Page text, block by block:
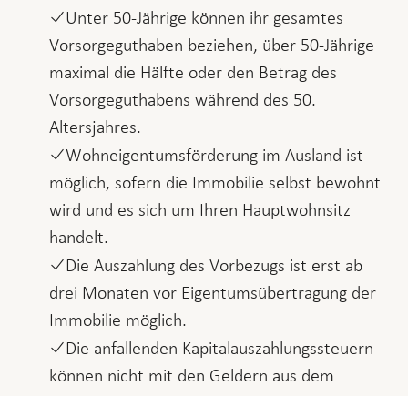
Unter 50-Jährige können ihr gesamtes
Vorsorgeguthaben beziehen, über 50-Jährige
maximal die Hälfte oder den Betrag des
Vorsorgeguthabens während des 50.
Altersjahres.
Wohneigentumsförderung im Ausland ist
möglich, sofern die Immobilie selbst bewohnt
wird und es sich um Ihren Hauptwohnsitz
handelt.
Die Auszahlung des Vorbezugs ist erst ab
drei Monaten vor Eigentumsübertragung der
Immobilie möglich.
Die anfallenden Kapitalauszahlungssteuern
können nicht mit den Geldern aus dem